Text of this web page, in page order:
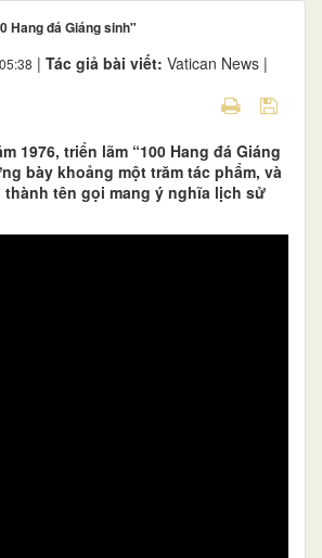
Hang đá Giáng sinh"
| Tác giả bài viết: Vatican News |
1976, triển lãm “100 Hang đá Giáng
bày khoảng một trăm tác phẩm, và
tên gọi mang ý nghĩa lịch sử